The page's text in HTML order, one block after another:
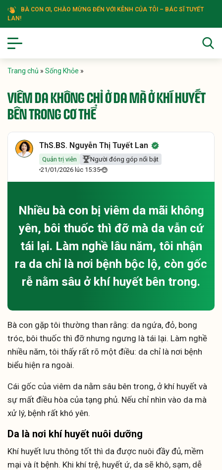
BÀ CON ƠI, CHÀO MỪNG ĐẾN VỚI KÊNH CỦA TÔI – BÁC SĨ TUYẾT
LAN!
Trang chủ » Sống Khỏe »
VIÊM DA KHÔNG CHỈ Ở DA MÀ Ở KHÍ HUYẾT
BÊN TRONG CƠ THỂ
ThS.BS. Nguyễn Thị Tuyết Lan
Quản trị viên
Người đóng góp nổi bật
21/01/2026 lúc 15:35
Nhiều bà con bị viêm da mãi không
yên, bôi thuốc thì đỡ mà da vẫn cứ
tái lại. Làm nghề lâu năm, tôi nhận
ra da chỉ là nơi bệnh bộc lộ, còn gốc
rễ nằm sâu ở khí huyết bên trong.
Bà con gặp tôi thường than rằng: da ngứa, đỏ, bong
tróc, bôi thuốc thì đỡ nhưng ngưng là tái lại. Làm nghề
nhiều năm, tôi thấy rất rõ một điều: da chỉ là nơi bệnh
biểu hiện ra ngoài.
Cái gốc của viêm da nằm sâu bên trong, ở khí huyết và
sự mất điều hòa của tạng phủ. Nếu chỉ nhìn vào da mà
xử lý, bệnh rất khó yên.
Da là nơi khí huyết nuôi dưỡng
Khí huyết lưu thông tốt thì da được nuôi đầy đủ, mềm
mại và ít bệnh. Khi khí trệ, huyết ứ, da sẽ khô, sạm, dễ